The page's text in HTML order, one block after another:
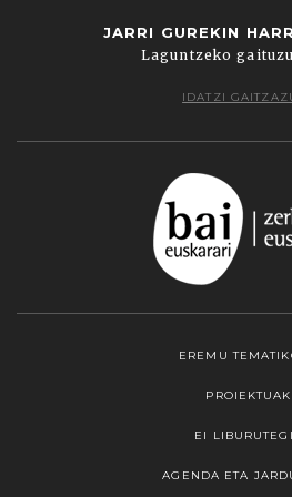
JARRI GUREKIN
Laguntzeko
IDATZI
EREMU
PROIEKTUAK
EI
AGENDA ETA